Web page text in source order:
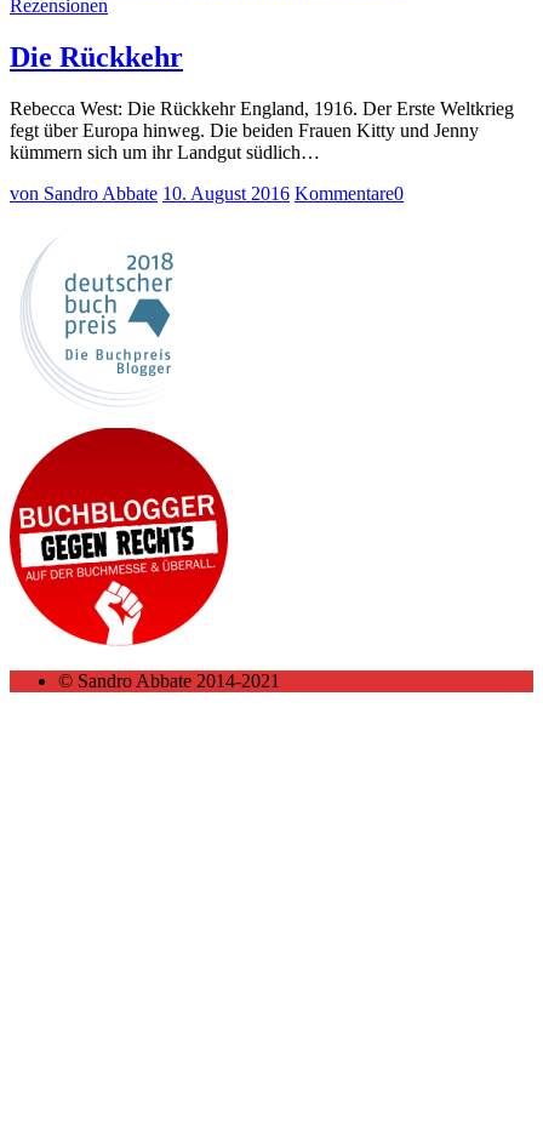
Rezensionen
Die Rückkehr
Rebecca West: Die Rückkehr England, 1916. Der Erste Weltkrieg
fegt über Europa hinweg. Die beiden Frauen Kitty und Jenny
kümmern sich um ihr Landgut südlich…
von Sandro Abbate 10. August 2016 Kommentare0
© Sandro Abbate 2014-2021